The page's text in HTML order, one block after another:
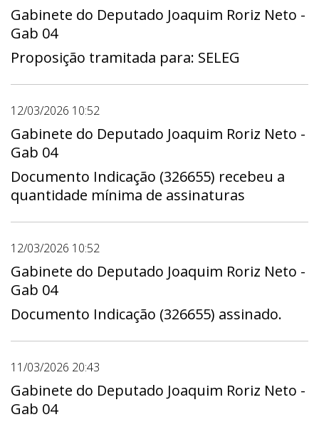
Gabinete do Deputado Joaquim Roriz Neto -
Gab 04
Proposição tramitada para: SELEG
12/03/2026 10:52
Gabinete do Deputado Joaquim Roriz Neto -
Gab 04
Documento Indicação (326655) recebeu a
quantidade mínima de assinaturas
12/03/2026 10:52
Gabinete do Deputado Joaquim Roriz Neto -
Gab 04
Documento Indicação (326655) assinado.
11/03/2026 20:43
Gabinete do Deputado Joaquim Roriz Neto -
Gab 04